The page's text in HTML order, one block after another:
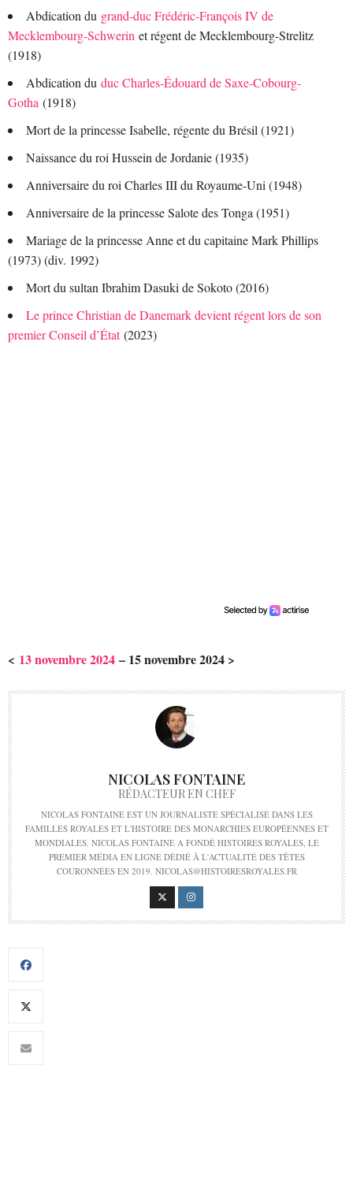
Abdication du grand-duc Frédéric-François IV de
Mecklembourg-Schwerin et régent de Mecklembourg-Strelitz
(1918)
Abdication du duc Charles-Édouard de Saxe-Cobourg-
Gotha (1918)
Mort de la princesse Isabelle, régente du Brésil (1921)
Naissance du roi Hussein de Jordanie (1935)
Anniversaire du roi Charles III du Royaume-Uni (1948)
Anniversaire de la princesse Salote des Tonga (1951)
Mariage de la princesse Anne et du capitaine Mark Phillips
(1973) (div. 1992)
Mort du sultan Ibrahim Dasuki de Sokoto (2016)
Le prince Christian de Danemark devient régent lors de son
premier Conseil d’État(2023)
< 13 novembre 2024 – 15 novembre 2024 >
NICOLAS FONTAINE
RÉDACTEUR EN CHEF
NICOLAS FONTAINE EST UN JOURNALISTE SPÉCIALISÉ DANS LES
FAMILLES ROYALES ET L'HISTOIRE DES MONARCHIES EUROPÉENNES ET
MONDIALES. NICOLAS FONTAINE A FONDÉ HISTOIRES ROYALES, LE
PREMIER MÉDIA EN LIGNE DÉDIÉ À L'ACTUALITÉ DES TÊTES
COURONNÉES EN 2019. NICOLAS@HISTOIRESROYALES.FR